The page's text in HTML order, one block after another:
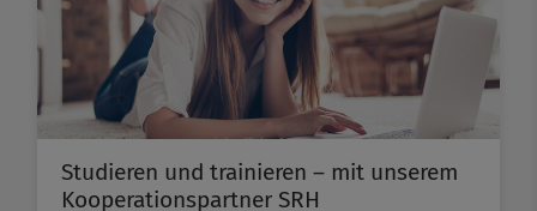
Studieren und trainieren – mit unserem
Kooperationspartner SRH